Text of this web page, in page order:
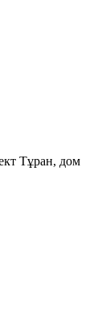
Тұран, дом